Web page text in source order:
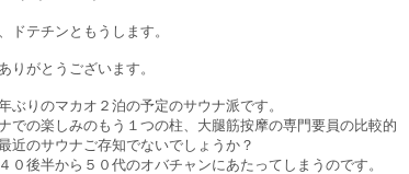
ドテチンともうします。
りがとうございます。
ぶりのマカオ２泊の予定のサウナ派です。
での楽しみのもう１つの柱、大腿筋按摩の専門要員の比較的
近のサウナご存知でないでしょうか？
０後半から５０代のオバチャンにあたってしまうのです。